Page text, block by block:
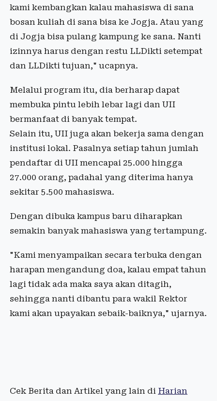
kami kembangkan kalau mahasiswa di sana
bosan kuliah di sana bisa ke Jogja. Atau yang
di Jogja bisa pulang kampung ke sana. Nanti
izinnya harus dengan restu LLDikti setempat
dan LLDikti tujuan," ucapnya.
Melalui program itu, dia berharap dapat
membuka pintu lebih lebar lagi dan UII
bermanfaat di banyak tempat.
Selain itu, UII juga akan bekerja sama dengan
institusi lokal. Pasalnya setiap tahun jumlah
pendaftar di UII mencapai 25.000 hingga
27.000 orang, padahal yang diterima hanya
sekitar 5.500 mahasiswa.
Dengan dibuka kampus baru diharapkan
semakin banyak mahasiswa yang tertampung.
"Kami menyampaikan secara terbuka dengan
harapan mengandung doa, kalau empat tahun
lagi tidak ada maka saya akan ditagih,
sehingga nanti dibantu para wakil Rektor
kami akan upayakan sebaik-baiknya," ujarnya.
Cek Berita dan Artikel yang lain di Harian